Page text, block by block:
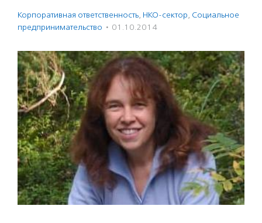
Корпоративная ответственность, НКО-сектор, Социальное
предпри­нима­тель­ство · 01.10.2014